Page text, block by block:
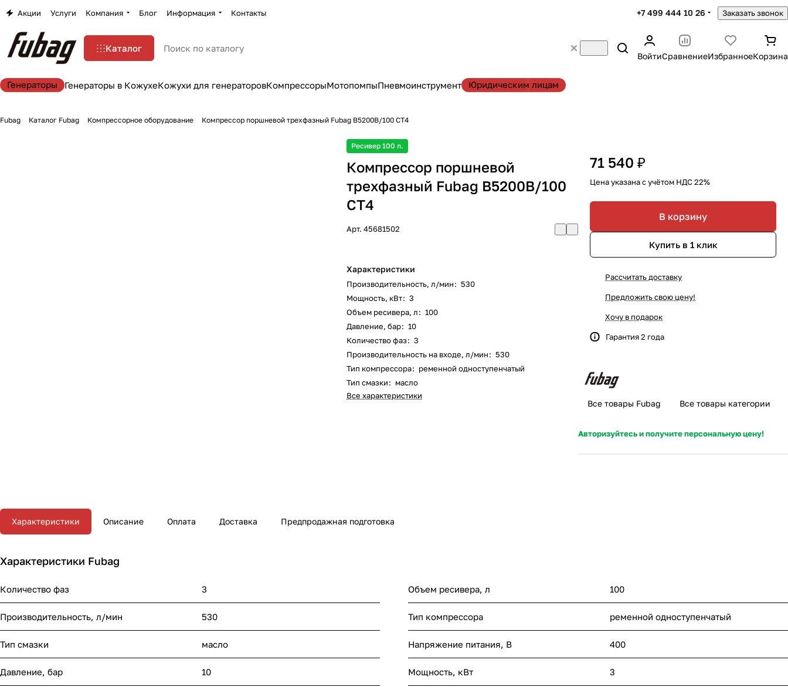
Акции Услуги Компания Блог Информация Контакты +7 499 444 10 26 Заказать звонок
Каталог
ВойтиСравнениеИзбранноеКорзина
Генераторы Генераторы в КожухеКожухи для генераторовКомпрессорыМотопомпыПневмоинструмент Юридическим лицам
Fubag Каталог Fubag Компрессорное оборудование Компрессор поршневой трехфазный Fubag B5200B/100 CT4
Ресивер 100 л.
Компрессор поршневой
трехфазный Fubag B5200B/100
CT4
Арт.45681502
Характеристики
Производительность, л/мин: 530
Мощность, кВт: 3
Объем ресивера, л: 100
Давление, бар: 10
Количество фаз: 3
Производительность на входе, л/мин: 530
Тип компрессора: ременной одноступенчатый
Тип смазки: масло
Все характеристики
71 540 ₽
Цена указана с учётом НДС 22%
В корзину
Купить в 1 клик
Рассчитать доставку
Предложить свою цену!
Хочу в подарок
Гарантия 2 года
Все товары Fubag Все товары категории
Авторизуйтесь и получите персональную цену!
Характеристики Описание Оплата Доставка Предпродажная подготовка
Характеристики Fubag
Количество фаз 3 Объем ресивера, л 100
Производительность, л/мин 530 Тип компрессора ременной одноступенчатый
Тип смазки масло Напряжение питания, В 400
Давление, бар 10 Мощность, кВт 3